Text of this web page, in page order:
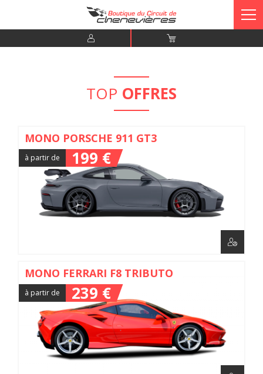
TOP OFFRES
MONO PORSCHE 911 GT3
à partir de 199 €
MONO FERRARI F8 TRIBUTO
à partir de 239 €